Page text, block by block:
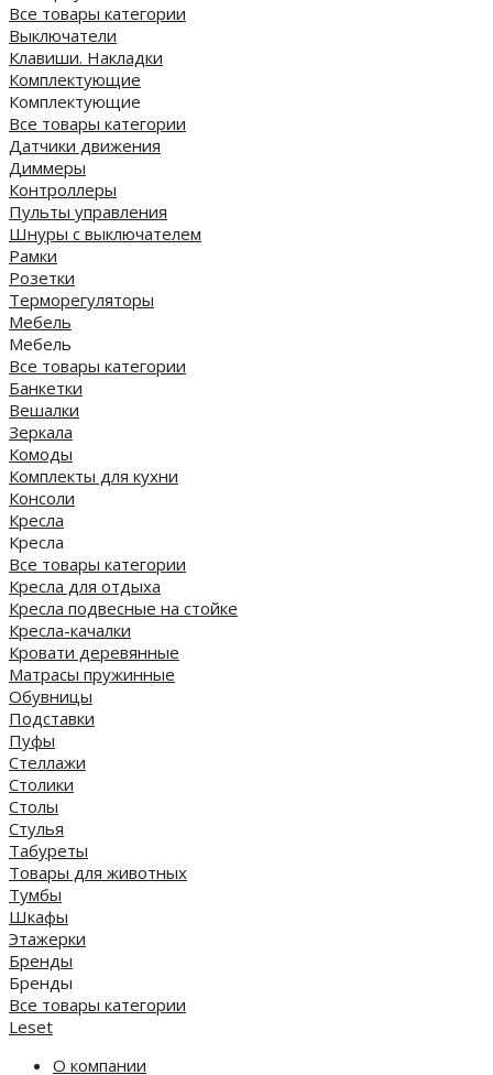
Все товары категории
Выключатели
Клавиши. Накладки
Комплектующие
Комплектующие
Все товары категории
Датчики движения
Диммеры
Контроллеры
Пульты управления
Шнуры с выключателем
Рамки
Розетки
Терморегуляторы
Мебель
Мебель
Все товары категории
Банкетки
Вешалки
Зеркала
Комоды
Комплекты для кухни
Консоли
Кресла
Кресла
Все товары категории
Кресла для отдыха
Кресла подвесные на стойке
Кресла-качалки
Кровати деревянные
Матрасы пружинные
Обувницы
Подставки
Пуфы
Стеллажи
Столики
Столы
Стулья
Табуреты
Товары для животных
Тумбы
Шкафы
Этажерки
Бренды
Бренды
Все товары категории
Leset
О компании